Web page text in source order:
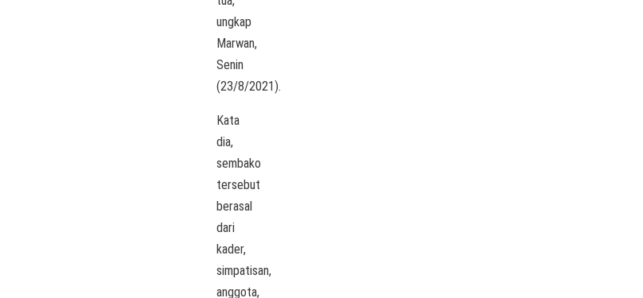
ungkap
Marwan,
Senin
(23/8/2021).
Kata
dia,
sembako
tersebut
berasal
dari
kader,
simpatisan,
anggota,